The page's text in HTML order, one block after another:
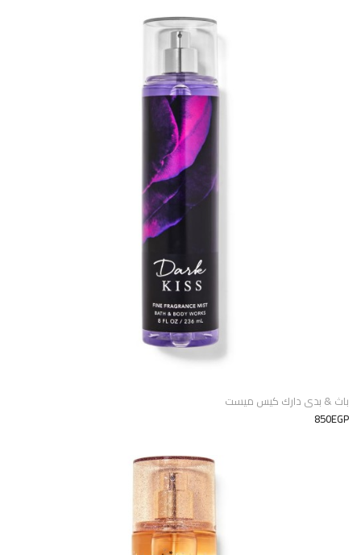
باث & بدى دارك كيس ميست
850EGP